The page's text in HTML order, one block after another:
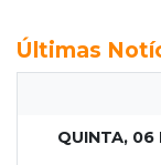
Últimas
QUINTA, 06